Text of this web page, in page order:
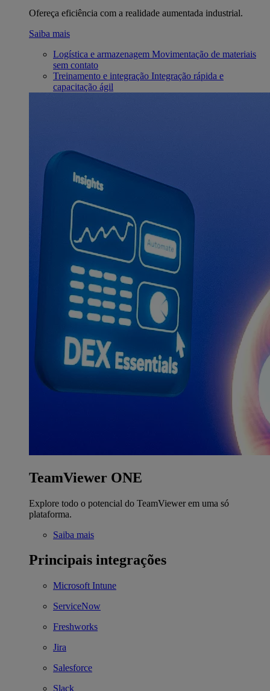
Ofereça eficiência com a realidade aumentada industrial.
Saiba mais
Logística e armazenagem Movimentação de materiais
sem contato
Treinamento e integração Integração rápida e
capacitação ágil
TeamViewer ONE
Explore todo o potencial do TeamViewer em uma só
plataforma.
Saiba mais
Principais integrações
Microsoft Intune
ServiceNow
Freshworks
Jira
Salesforce
Slack